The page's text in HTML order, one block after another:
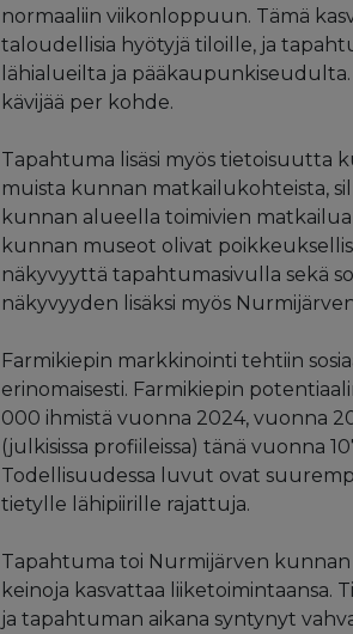
normaaliin viikonloppuun. Tämä
taloudellisia hyötyjä tiloille, ja
lähialueilta ja
kävijää per kohde.
Tapahtuma lisäsi myös tietoisuutta
muista kunnan matkailukohteista,
kunnan alueella toimivien
kunnan museot olivat
näkyvyyttä tapahtumasivulla sekä
näkyvyyden lisäksi myös
Farmikiepin markkinointi tehtiin
erinomaisesti. Farmikiepin
000 ihmistä vuonna 2024, vuonna
(julkisissa profiileissa) tänä vuonna
Todellisuudessa luvut ovat
tietylle lähipiirille rajattuja.
Tapahtuma toi Nurmijärven
keinoja kasvattaa liiketoimintaansa.
ja tapahtuman aikana syntynyt